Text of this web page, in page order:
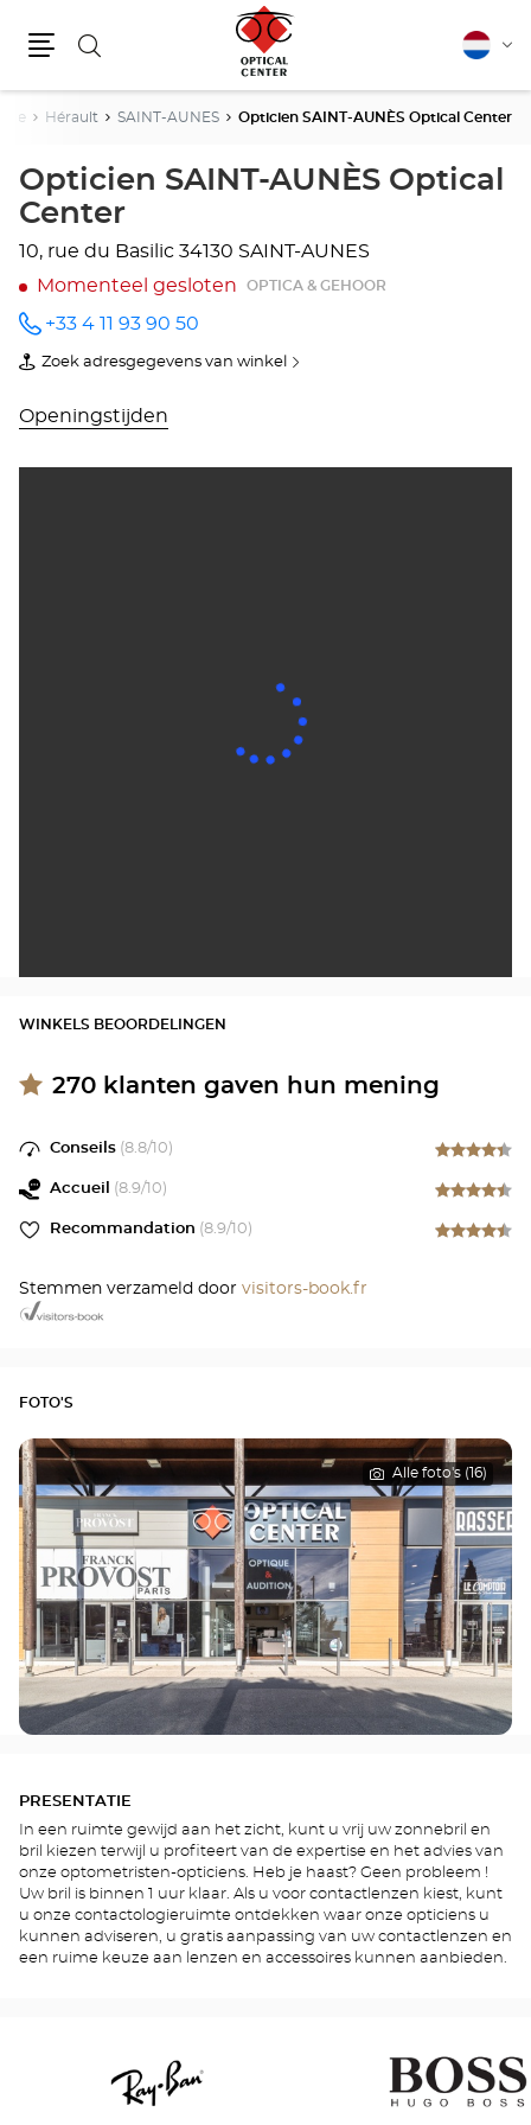
Zoeken
Hérault SAINT-AUNES Opticien SAINT-AUNÈS Optical Center
Opticien SAINT-AUNÈS Optical
Center
10, rue du Basilic 34130 SAINT-AUNES
Momenteel gesloten
OPTICA & GEHOOR
telefoonnummer
+33 4 11 93 90 50
Zoek adresgegevens van winkel
van
SAINT-
AUNÈS
Center
Openingstijden
WINKELS BEOORDELINGEN
270 klanten gaven hun mening
Conseils (8.8/10)
Accueil (8.9/10)
Recommandation (8.9/10)
Stemmen verzameld door visitors-book.fr
FOTO'S
Alle foto's (16)
PRESENTATIE
In een ruimte gewijd aan het zicht, kunt u vrij uw zonnebril en
bril kiezen terwijl u profiteert van de expertise en het advies van
onze optometristen-opticiens. Heb je haast? Geen probleem !
Uw bril is binnen 1 uur klaar. Als u voor contactlenzen kiest, kunt
u onze contactologieruimte ontdekken waar onze opticiens u
kunnen adviseren, u gratis aanpassing van uw contactlenzen en
een ruime keuze aan lenzen en accessoires kunnen aanbieden.